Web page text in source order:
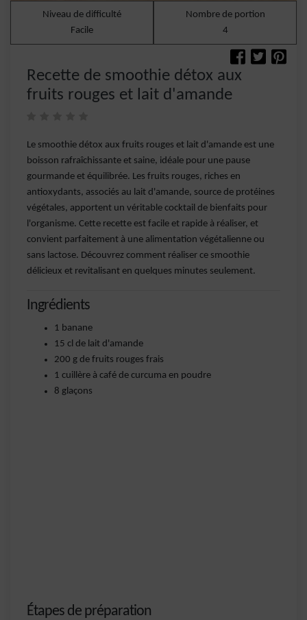
Niveau de difficulté
Facile
Nombre de portion
4
Recette de smoothie détox aux
fruits rouges et lait d'amande
Le smoothie détox aux fruits rouges et lait d'amande est une
boisson rafraîchissante et saine, idéale pour une pause
gourmande et équilibrée. Les fruits rouges, riches en
antioxydants, associés au lait d'amande, source de protéines
végétales, apportent un véritable cocktail de bienfaits pour
l'organisme. Cette recette est facile et rapide à réaliser, et
convient parfaitement à une alimentation végétalienne ou
sans lactose. Découvrez comment réaliser ce smoothie
délicieux et revitalisant en quelques minutes seulement.
Ingrédients
1 banane
15 cl de lait d'amande
200 g de fruits rouges frais
1 cuillère à café de curcuma en poudre
8 glaçons
Étapes de préparation